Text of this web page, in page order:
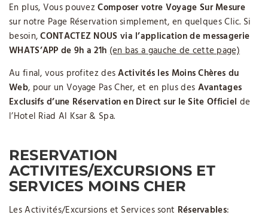
En plus, Vous pouvezComposer votre Voyage Sur Mesure
sur notre Page Réservation simplement, en quelques Clic. Si
besoin,CONTACTEZ NOUS via l’application de messagerie
WHATS’APP de 9h a 21h(en bas a gauche de cette page)
Au final, vous profitez desActivités les Moins Chères du
Web, pour un Voyage Pas Cher, et en plus des Avantages
Exclusifs d’une Réservation en Direct sur le Site Officiel de
l’Hotel Riad Al Ksar & Spa.
RESERVATION
ACTIVITES/EXCURSIONS ET
SERVICES MOINS CHER
Les Activités/Excursions et Services sont Réservables: